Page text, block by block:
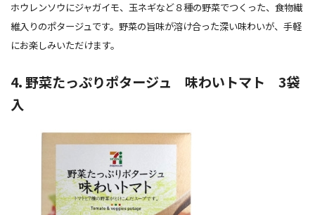
ホウレンソウにジャガイモ、玉ネギなど８種の野菜でつくった、食物繊
維入りのポタージュです。野菜の旨味が溶け合った深い味わいが、手軽
にお楽しみいただけます。
4. 野菜たっぷりポタージュ 味わいトマト 3袋
入